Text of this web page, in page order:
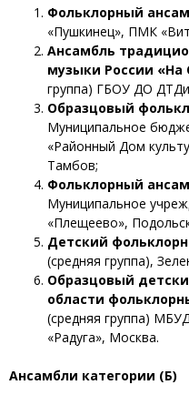
Фольклорный
«Пушкинец», ПМК
Ансамбль
музыки России «На
группа) ГБОУ ДО
Образцовый
Муниципальное
«Районный Дом
Тамбов;
Фольклорный
Муниципальное
«Плещеево»,
Детский
(средняя группа),
Образцовый
области
(средняя группа)
«Радуга», Москва.
Ансамбли категории (Б)